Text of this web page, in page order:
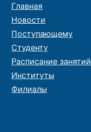
Главная
Новости
Поступающему
Студенту
Расписание занятий
Институты
Филиалы